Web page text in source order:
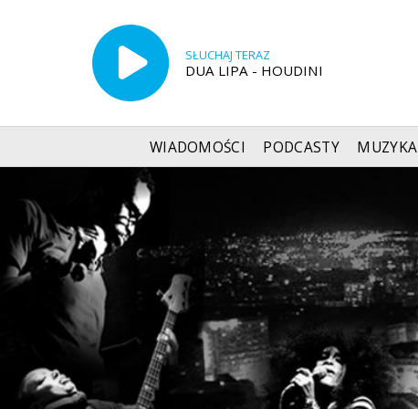
SŁUCHAJ TERAZ
DUA LIPA - HOUDINI
WIADOMOŚCI PODCASTY MUZYKA